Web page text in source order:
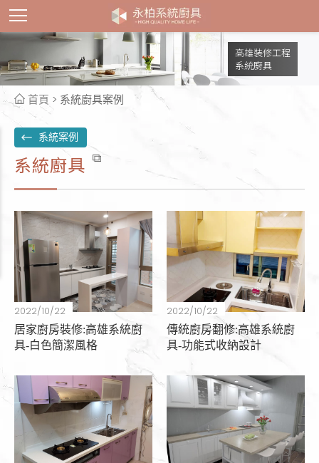
高雄裝修工程
系統廚具
首頁 > 系統廚具案例
系統案例
系統廚具
2022/10/22
居家廚房裝修:高雄系統廚
具-白色簡潔風格
2022/10/22
傳統廚房翻修:高雄系統廚
具-功能式收納設計